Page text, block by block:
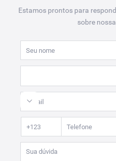
Estamos prontos para
sobre